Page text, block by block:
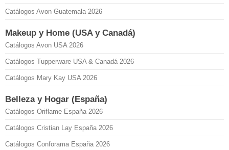
Catálogos Avon Guatemala 2026
Makeup y Home (USA y Canadá)
Catálogos Avon USA 2026
Catálogos Tupperware USA & Canadá 2026
Catálogos Mary Kay USA 2026
Belleza y Hogar (España)
Catálogos Oriflame España 2026
Catálogos Cristian Lay España 2026
Catálogos Conforama España 2026